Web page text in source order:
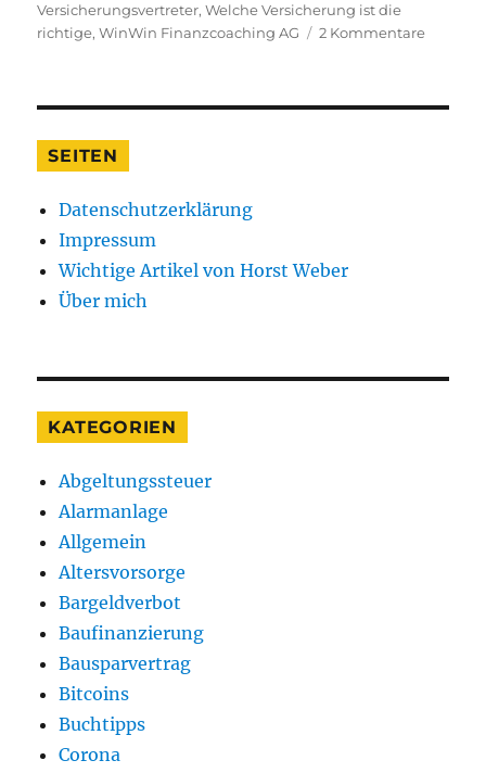
Versicherungsvertreter,Welche Versicherung ist die
richtige,WinWin Finanzcoaching AG 2 Kommentarezu
für
SEITEN
Datenschutzerklärung
Impressum
Wichtige Artikel von Horst Weber
Über mich
KATEGORIEN
Abgeltungssteuer
Alarmanlage
Allgemein
Altersvorsorge
Bargeldverbot
Baufinanzierung
Bausparvertrag
Bitcoins
Buchtipps
Corona